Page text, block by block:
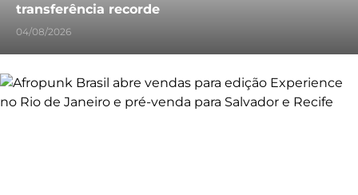
transferência recorde
04/08/2026